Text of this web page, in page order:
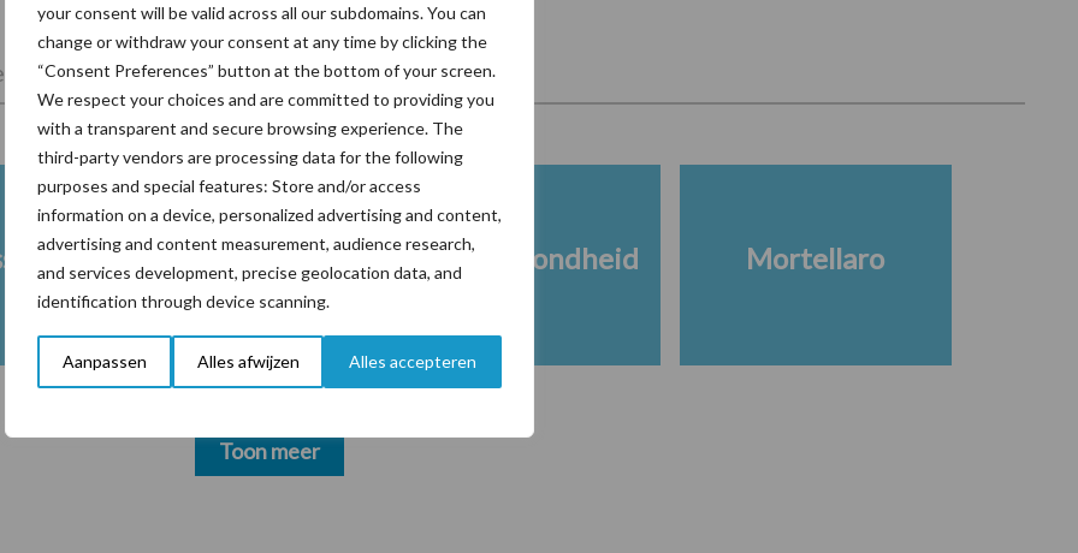
your consent will be valid across all our subdomains. You can
change or withdraw your consent at any time by clicking the
“Consent Preferences” button at the bottom of your screen.
We respect your choices and are committed to providing you
with a transparent and secure browsing experience. The
third-party vendors are processing data for the following
purposes and special features: Store and/or access
information on a device, personalized advertising and content,
advertising and content measurement, audience research,
and services development, precise geolocation data, and
identification through device scanning.
Aanpassen Alles afwijzen Alles accepteren
Veevoer Wet en regelgeving
Ketose Klauwgezondheid Mortellaro
Toon meer